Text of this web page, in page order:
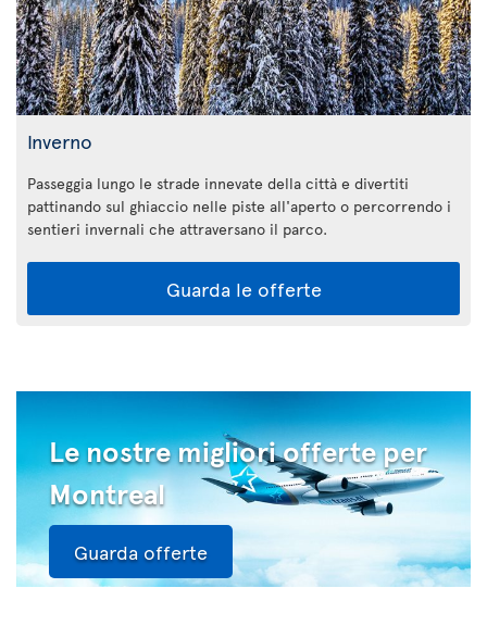
Inverno
Passeggia lungo le strade innevate della città e divertiti
pattinando sul ghiaccio nelle piste all'aperto o percorrendo i
sentieri invernali che attraversano il parco.
Guarda le offerte
Le nostre migliori offerte per
Montreal
Guarda offerte